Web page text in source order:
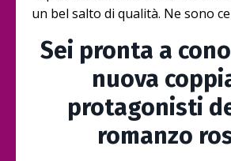
un bel salto di qualità. Ne sono
Sei pronta a
nuova
protagonisti
romanzo